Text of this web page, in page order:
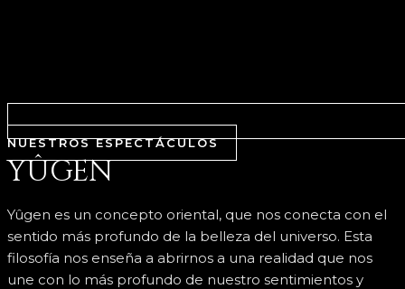
NUESTROS ESPECTÁCULOS
YÛGEN
Yûgen es un concepto oriental, que nos conecta con el
sentido más profundo de la belleza del universo. Esta
filosofía nos enseña a abrirnos a una realidad que nos
une con lo más profundo de nuestro sentimientos y